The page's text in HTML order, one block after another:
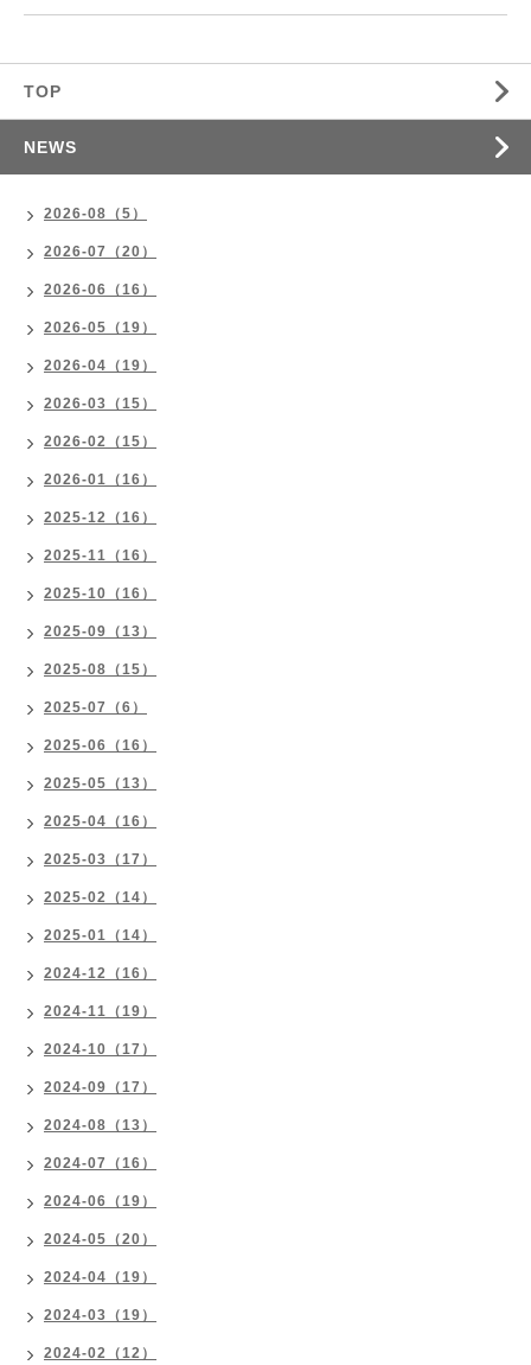
TOP
NEWS
2026-08（5）
2026-07（20）
2026-06（16）
2026-05（19）
2026-04（19）
2026-03（15）
2026-02（15）
2026-01（16）
2025-12（16）
2025-11（16）
2025-10（16）
2025-09（13）
2025-08（15）
2025-07（6）
2025-06（16）
2025-05（13）
2025-04（16）
2025-03（17）
2025-02（14）
2025-01（14）
2024-12（16）
2024-11（19）
2024-10（17）
2024-09（17）
2024-08（13）
2024-07（16）
2024-06（19）
2024-05（20）
2024-04（19）
2024-03（19）
2024-02（12）